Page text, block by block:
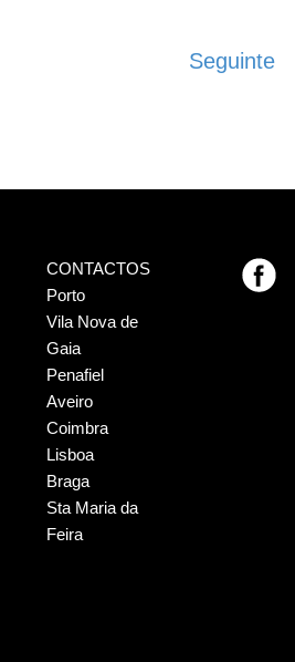
Seguinte
CONTACTOS
Porto
Vila Nova de
Gaia
Penafiel
Aveiro
Coimbra
Lisboa
Braga
Sta Maria da
Feira